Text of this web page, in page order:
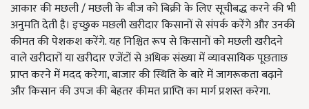
आकार की मछली / मछली के बीज को बिक्री के लिए सूचीबद्ध करने की भी
अनुमति देती है। इच्छुक मछली खरीदार किसानों से संपर्क करेंगे और उनकी
कीमत की पेशकश करेंगे. यह निश्चित रूप से किसानों को मछली खरीदने
वाले खरीदारों या खरीदार एजेंटों से अधिक संख्या में व्यावसायिक पूछताछ
प्राप्त करने में मदद करेगा, बाजार की स्थिति के बारे में जागरूकता बढ़ाने
और किसान की उपज की बेहतर कीमत प्राप्ति का मार्ग प्रशस्त करेगा.